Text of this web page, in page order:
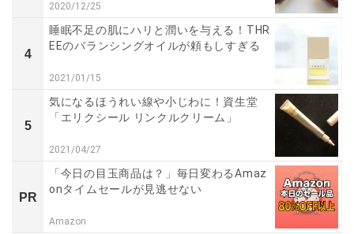
2020/12/25
4
睡眠不足の肌にハリと潤いを与える！THR
EEのバランシングオイルが頼もしすぎる
2021/01/15
5
気になるほうれい線や小じわに！資生堂
「エリクシール リンクルクリーム」
2021/04/27
PR
「今日の目玉商品は？」毎日変わるAmaz
onタイムセールが見逃せない
Amazon